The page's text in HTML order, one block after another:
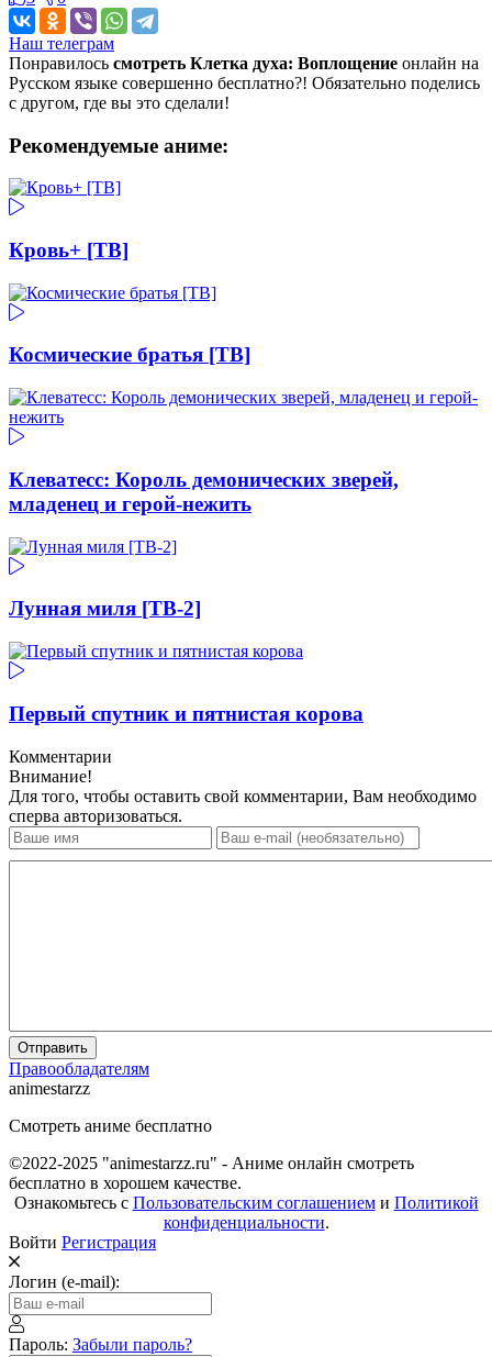
Наш телеграм
Понравилось смотреть Клетка духа: Воплощение онлайн на
Русском языке совершенно бесплатно?! Обязательно поделись
с другом, где вы это сделали!
Рекомендуемые аниме:
Кровь+ [ТВ]
Космические братья [ТВ]
Клеватесс: Король демонических зверей,
младенец и герой-нежить
Лунная миля [ТВ-2]
Первый спутник и пятнистая корова
Комментарии
Внимание!
Для того, чтобы оставить свой комментарии, Вам необходимо
сперва авторизоваться.
Отправить
Правообладателям
animestarzz
Смотреть аниме бесплатно
©2022-2025 "animestarzz.ru" - Аниме онлайн смотреть
бесплатно в хорошем качестве.
Ознакомьтесь с Пользовательским соглашениеми Политикой
конфиденциальности.
Войти Регистрация
Логин (e-mail):
Пароль: Забыли пароль?